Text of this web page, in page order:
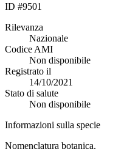
ID #9501
Rilevanza
Nazionale
Codice AMI
Non disponibile
Registrato il
14/10/2021
Stato di salute
Non disponibile
Informazioni sulla specie
Nomenclatura botanica.